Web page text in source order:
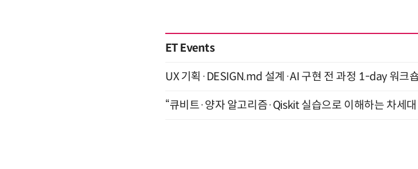
ET Events
UX 기획·DESIGN.md 설계·AI 구현 전 과정 1-day 워
“큐비트·양자 알고리즘·Qiskit 실습으로 이해하는 차세